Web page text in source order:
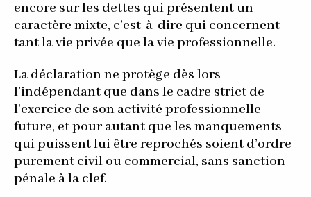
encore sur les dettes qui présentent un
caractère mixte, c’est-à-dire qui concernent
tant la vie privée que la vie professionnelle.
La déclaration ne protège dès lors
l’indépendant que dans le cadre strict de
l’exercice de son activité professionnelle
future, et pour autant que les manquements
qui puissent lui être reprochés soient d’ordre
purement civil ou commercial, sans sanction
pénale à la clef.